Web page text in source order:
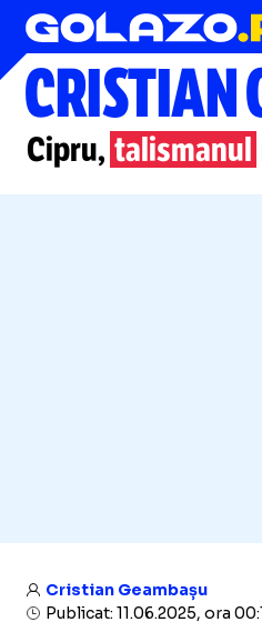
Opinii
CRISTIAN
Cipru, talismanul
Cristian Geambașu
Publicat: 11.06.2025, ora